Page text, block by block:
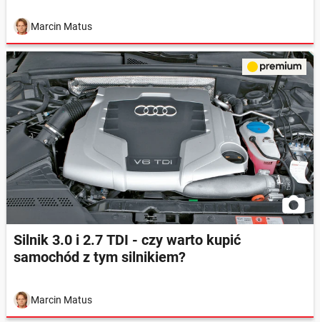
Marcin Matus
Silnik 3.0 i 2.7 TDI - czy warto kupić
samochód z tym silnikiem?
Marcin Matus